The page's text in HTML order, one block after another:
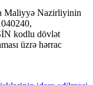
Maliyyə Nazirliyinin
kodlu dövlət
üzrə hərrac